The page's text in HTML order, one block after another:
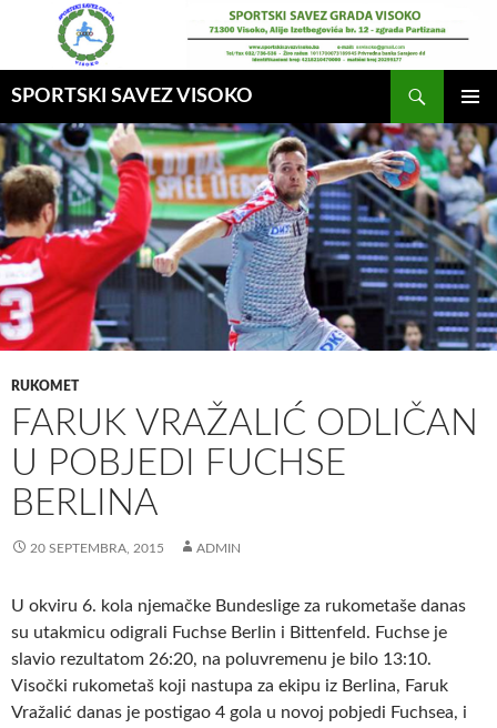
SPORTSKI SAVEZ VISOKO
GLAVNI
MENI
RUKOMET
FARUK VRAŽALIĆ ODLIČAN
U POBJEDI FUCHSE
BERLINA
20 SEPTEMBRA, 2015 ADMIN
U okviru 6. kola njemačke Bundeslige za rukometaše danas
su utakmicu odigrali Fuchse Berlin i Bittenfeld. Fuchse je
slavio rezultatom 26:20, na poluvremenu je bilo 13:10.
Visočki rukometaš koji nastupa za ekipu iz Berlina, Faruk
Vražalić danas je postigao 4 gola u novoj pobjedi Fuchsea, i